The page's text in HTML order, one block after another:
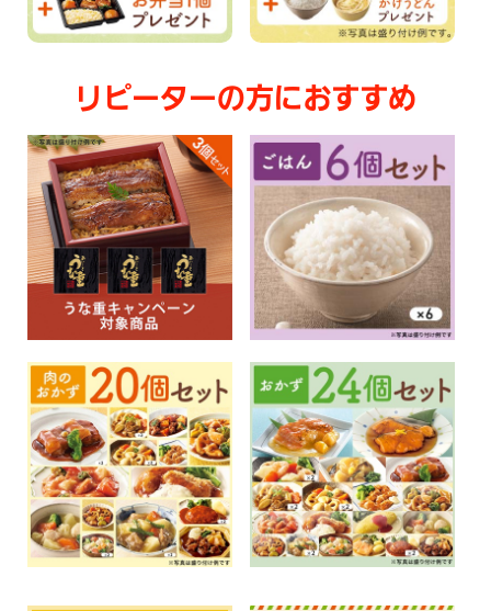
リピーターの方におすすめ